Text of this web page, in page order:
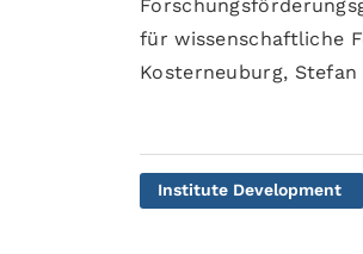
für wissenschaftliche
Kosterneuburg,
Institute Development